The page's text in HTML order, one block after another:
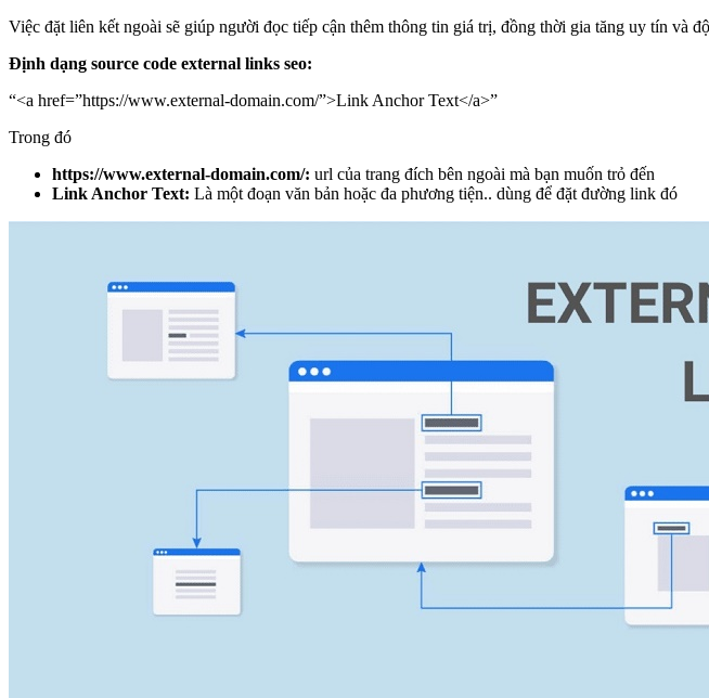
Việc đặt liên kết ngoài sẽ giúp người đọc tiếp cận thêm thông tin giá trị, đồng thời gia tăng uy tín và
Định dạng source code external links seo:
“<a href=”https://www.external-domain.com/”>Link Anchor Text</a>”
Trong đó
https://www.external-domain.com/: url của trang đích bên ngoài mà bạn muốn trỏ đến
Link Anchor Text: Là một đoạn văn bản hoặc đa phương tiện.. dùng để đặt đường link đó